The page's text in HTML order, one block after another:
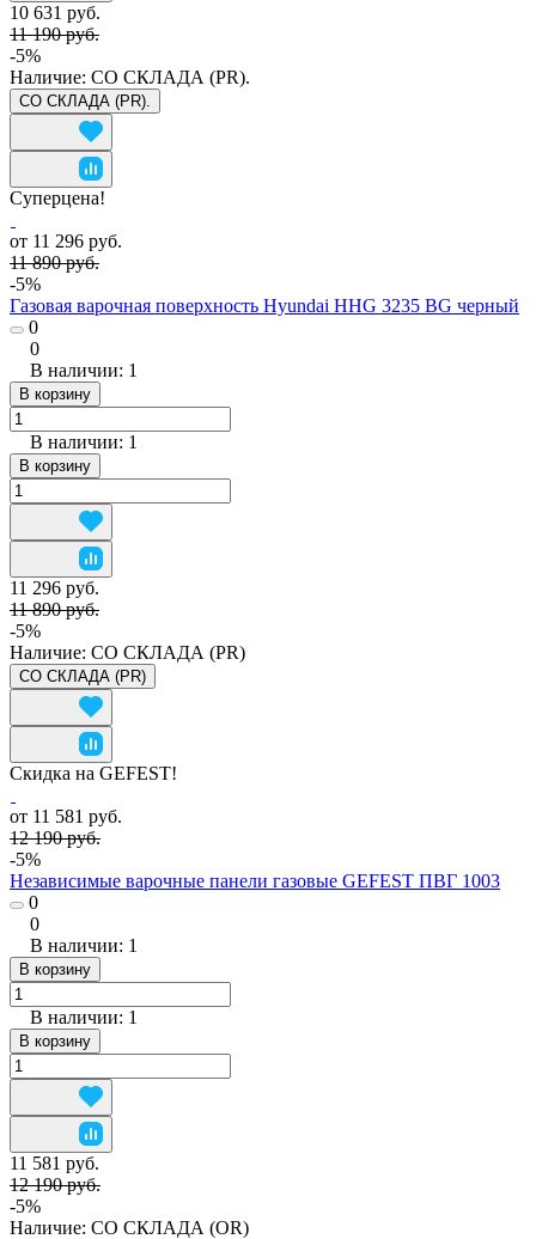
10 631 руб.
11 190 руб.
-5%
Наличие: СО СКЛАДА (PR).
СО СКЛАДА (PR).
Суперцена!
от 11 296 руб.
11 890 руб.
-5%
Газовая варочная поверхность Hyundai HHG 3235 BG черный
0
0
В наличии: 1
В корзину
В наличии: 1
В корзину
11 296 руб.
11 890 руб.
-5%
Наличие: СО СКЛАДА (PR)
СО СКЛАДА (PR)
Скидка на GEFEST!
от 11 581 руб.
12 190 руб.
-5%
Независимые варочные панели газовые GEFEST ПВГ 1003
0
0
В наличии: 1
В корзину
В наличии: 1
В корзину
11 581 руб.
12 190 руб.
-5%
Наличие: СО СКЛАДА (OR)